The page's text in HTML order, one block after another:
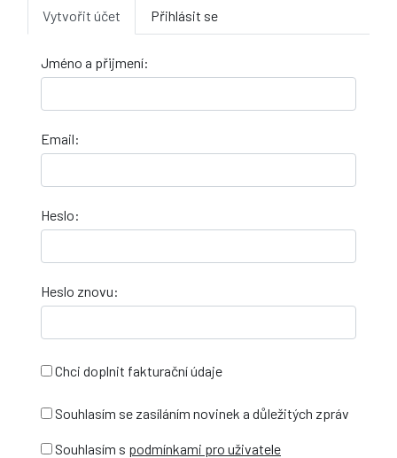
Vytvořit účet Přihlásit se
Jméno a přijmení:
Email:
Heslo:
Heslo znovu:
Chci doplnit fakturační údaje
Souhlasím se zasíláním novinek a důležitých zpráv
Souhlasím s podmínkami pro uživatele